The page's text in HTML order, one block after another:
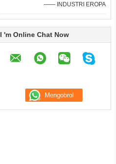
—— INDUSTRI EROPA
I 'm Online Chat Now